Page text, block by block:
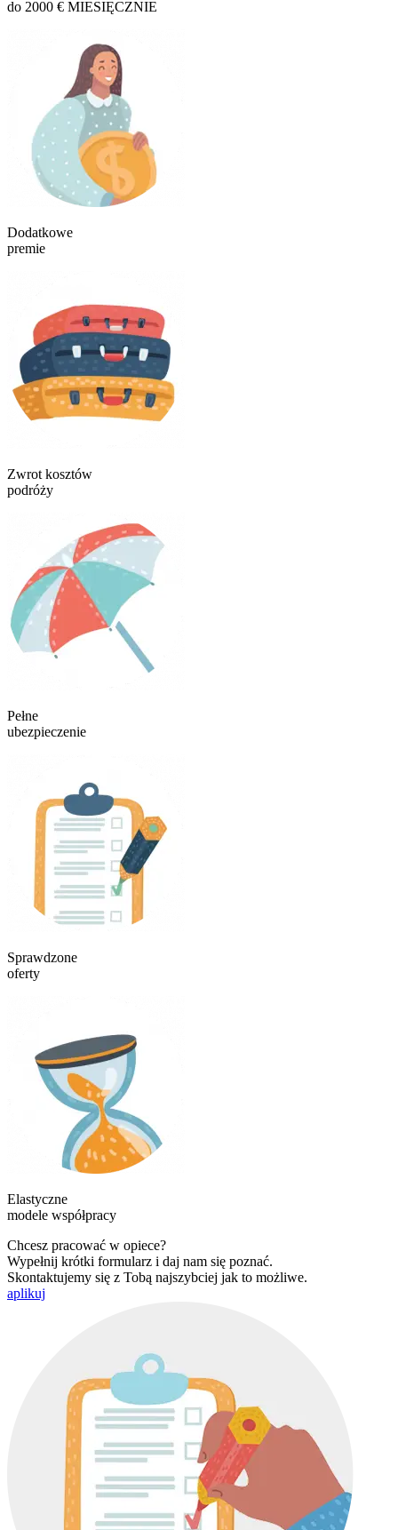
do 2000 € MIESIĘCZNIE
Dodatkowe
premie
Zwrot kosztów
podróży
Pełne
ubezpieczenie
Sprawdzone
oferty
Elastyczne
modele współpracy
Chcesz pracować w opiece?
Wypełnij krótki formularz i daj nam się poznać.
Skontaktujemy się z Tobą najszybciej jak to możliwe.
aplikuj